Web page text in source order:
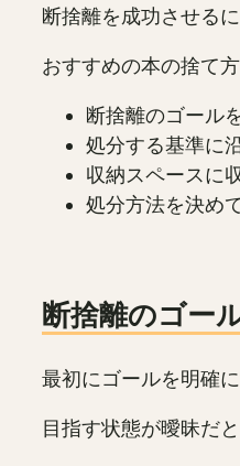
断捨離を成功させる
おすすめの本の捨て
断捨離のゴール
処分する基準に
収納スペースに
処分方法を決め
断捨離のゴー
最初にゴールを明確
目指す状態が曖昧だ